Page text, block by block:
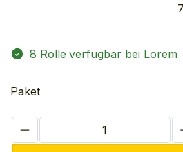
8 Rolle verfügbar bei Lorem
Paket